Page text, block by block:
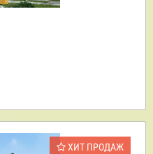
ХИТ ПРОДАЖ